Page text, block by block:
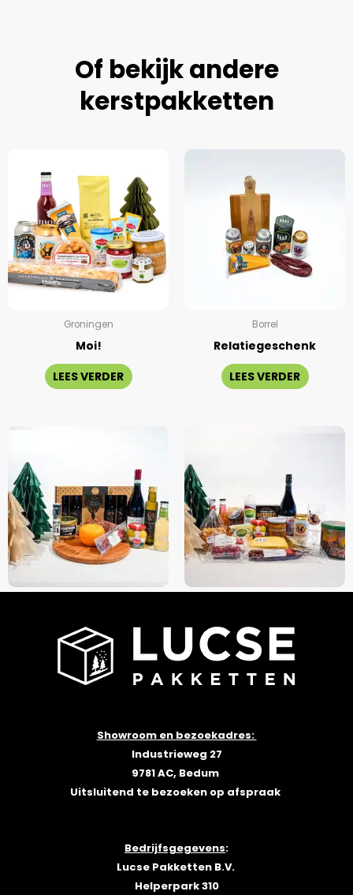
Of bekijk andere
kerstpakketten
Groningen
Moi!
LEES VERDER
Borrel
Relatiegeschenk
LEES VERDER
Kerstfestijn Pakket
LEES VERDER
Smikkelmandje
LEES VERDER
Showroom en bezoekadres:
Industrieweg 27
9781 AC, Bedum
Uitsluitend te bezoeken op afspraak
Bedrijfsgegevens:
Lucse Pakketten B.V.
Helperpark 310